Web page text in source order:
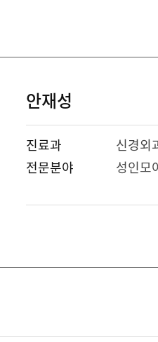
안재성
진료과
신경외
전문분야
성인모